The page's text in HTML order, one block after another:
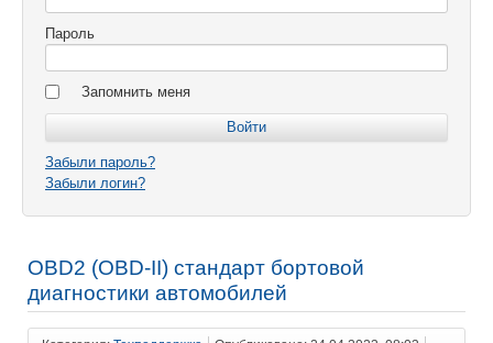
Пароль
Запомнить меня
Забыли пароль?
Забыли логин?
OBD2 (OBD-II) стандарт бортовой
диагностики автомобилей